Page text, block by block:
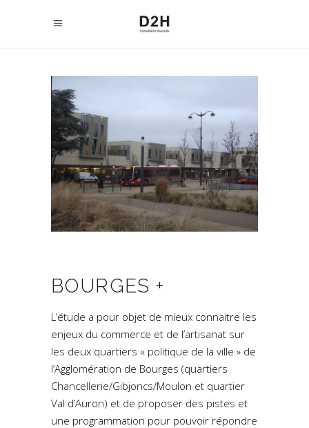
BOURGES +
L’étude a pour objet de mieux connaitre les
enjeux du commerce et de l’artisanat sur
les deux quartiers « politique de la ville » de
l’Agglomération de Bourges (quartiers
Chancellerie/Gibjoncs/Moulon et quartier
Val d’Auron) et de proposer des pistes et
une programmation pour pouvoir répondre